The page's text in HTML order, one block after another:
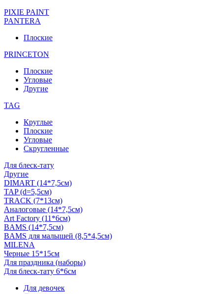
PIXIE PAINT
PANTERA
Плоские
PRINCETON
Плоские
Угловые
Другие
TAG
Круглые
Плоские
Угловые
Скругленные
Для блеск-тату
Другие
DIMART (14*7,5см)
TAP (d=5,5см)
TRACK (7*13см)
Аналоговые (14*7,5см)
Art Factory (11*6см)
BAMS (14*7,5см)
BAMS для малышей (8,5*4,5см)
MILENA
Черные 15*15см
Для праздника (наборы)
Для блеск-тату 6*6см
Для девочек